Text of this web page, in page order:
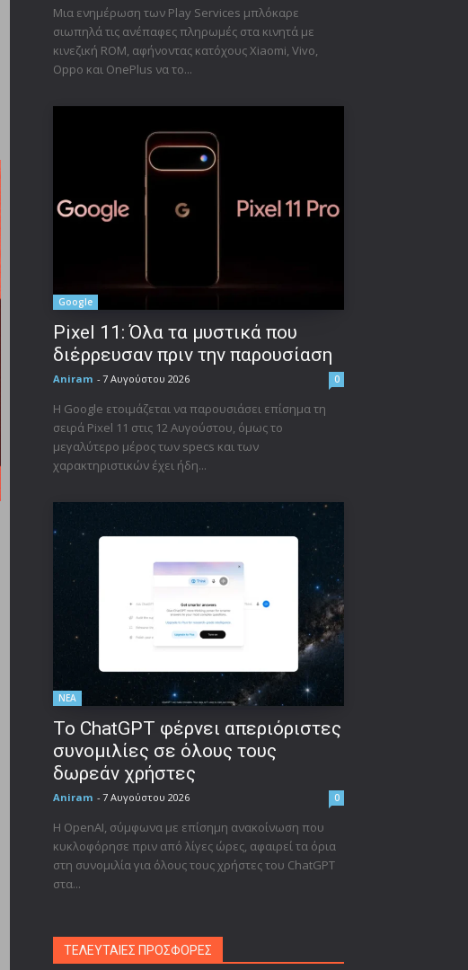
Μια ενημέρωση των Play Services μπλόκαρε
σιωπηλά τις ανέπαφες πληρωμές στα κινητά με
κινεζική ROM, αφήνοντας κατόχους Xiaomi, Vivo,
Oppo και OnePlus να το...
Google
Pixel 11: Όλα τα μυστικά που
διέρρευσαν πριν την παρουσίαση
Aniram - 7 Αυγούστου 2026 0
Η Google ετοιμάζεται να παρουσιάσει επίσημα τη
σειρά Pixel 11 στις 12 Αυγούστου, όμως το
μεγαλύτερο μέρος των specs και των
χαρακτηριστικών έχει ήδη...
ΝΕΑ
Το ChatGPT φέρνει απεριόριστες
συνομιλίες σε όλους τους
δωρεάν χρήστες
Aniram - 7 Αυγούστου 2026 0
Η OpenAI, σύμφωνα με επίσημη ανακοίνωση που
κυκλοφόρησε πριν από λίγες ώρες, αφαιρεί τα όρια
στη συνομιλία για όλους τους χρήστες του ChatGPT
στα...
ΤΕΛΕΥΤΑΙΕΣ ΠΡΟΣΦΟΡΕΣ